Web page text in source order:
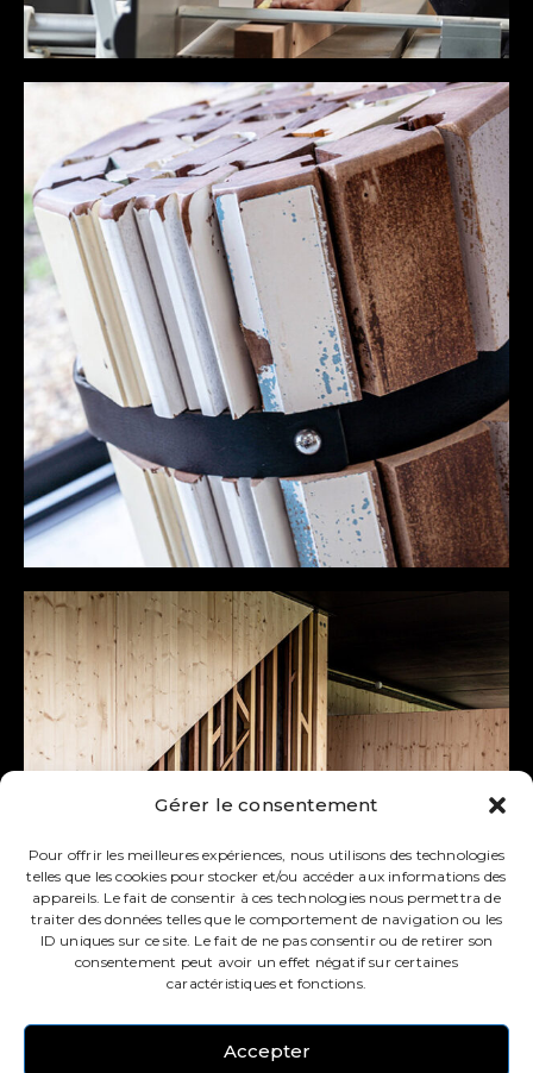
Gérer le consentement
Pour offrir les meilleures expériences, nous utilisons des technologies
telles que les cookies pour stocker et/ou accéder aux informations des
appareils. Le fait de consentir à ces technologies nous permettra de
traiter des données telles que le comportement de navigation ou les
ID uniques sur ce site. Le fait de ne pas consentir ou de retirer son
consentement peut avoir un effet négatif sur certaines
caractéristiques et fonctions.
Accepter